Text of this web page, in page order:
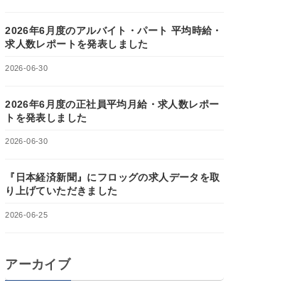
2026年6月度のアルバイト・パート 平均時給・
求人数レポートを発表しました
2026-06-30
2026年6月度の正社員平均月給・求人数レポー
トを発表しました
2026-06-30
『日本経済新聞』にフロッグの求人データを取
り上げていただきました
2026-06-25
アーカイブ